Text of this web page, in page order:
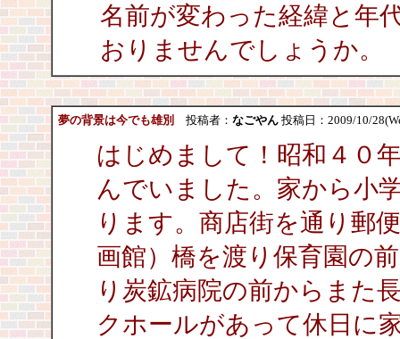
名前が変わった経緯と年
おりませんでしょうか。
夢の背景は今でも雄別 投稿者： なごやん投稿日：2009/10/
はじめまして！昭和４０
んでいました。家から小
ります。商店街を通り郵
画館）橋を渡り保育園の
り炭鉱病院の前からまた
クホールがあって休日に